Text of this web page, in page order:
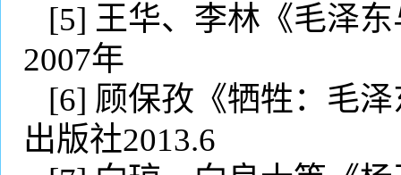
[5] 王华、李林《毛泽
2007年
[6] 顾保孜《牺牲：毛
出版社2013.6